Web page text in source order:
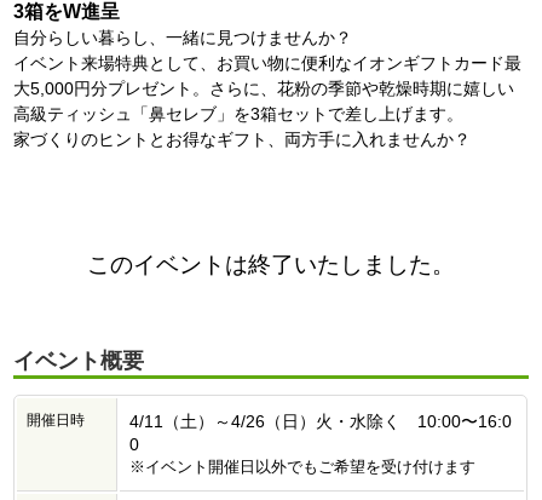
3箱をW進呈
自分らしい暮らし、一緒に見つけませんか？
イベント来場特典として、お買い物に便利なイオンギフトカード最
大5,000円分プレゼント。さらに、花粉の季節や乾燥時期に嬉しい
高級ティッシュ「鼻セレブ」を3箱セットで差し上げます。
家づくりのヒントとお得なギフト、両方手に入れませんか？
このイベントは終了いたしました。
イベント概要
開催日時
4/11（土）～4/26（日）火・水除く 10:00〜16:0
0
※イベント開催日以外でもご希望を受け付けます